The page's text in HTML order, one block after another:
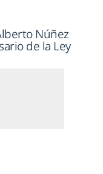
Núñez
de la Ley